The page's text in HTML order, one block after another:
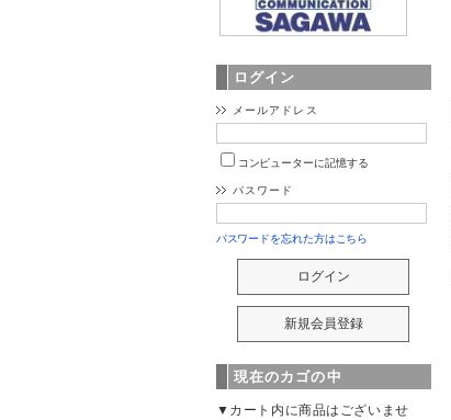
ログイン
メールアドレス
コンピューターに記憶する
パスワード
パスワードを忘れた方はこちら
現在のカゴの中
▼カート内に商品はございませ